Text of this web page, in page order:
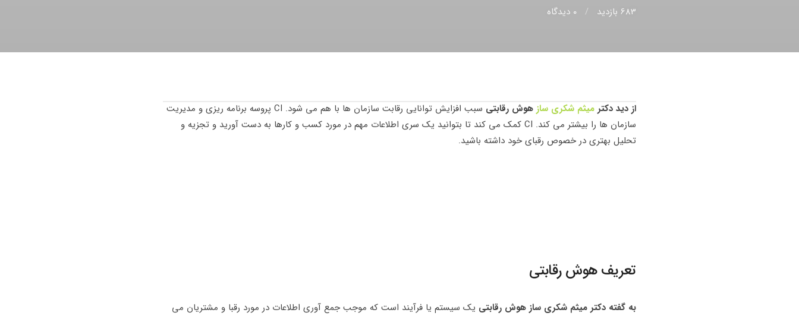
683 بازدید 0 دیدگاه
از دید دکتر میثم شکری ساز هوش رقابتی
سبب افزایش توانایی رقابت سازمان ها با هم می شود. CI پروسه برنامه ریزی و مدیریت
سازمان ها را بیشتر می کند. CI کمک می کند تا بتوانید یک سری اطلاعات مهم در مورد کسب و کارها به دست آورید و تجزیه و
تحلیل بهتری در خصوص رقبای خود داشته باشید.
تعریف هوش رقابتی
به گفته دکتر میثم شکری ساز هوش رقابتی یک سیستم یا فرآیند است که موجب جمع آوری اطلاعات در مورد رقبا و مشتریان می